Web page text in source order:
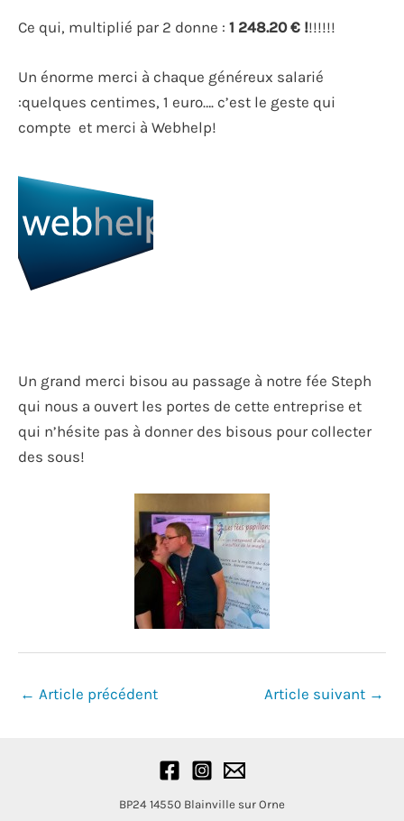
Ce qui, multiplié par 2 donne : 1 248.20 € !!!!!!!
Un énorme merci à chaque généreux salarié
:quelques centimes, 1 euro…. c’est le geste qui
compte et merci à Webhelp!
Un grand merci bisou au passage à notre fée Steph
qui nous a ouvert les portes de cette entreprise et
qui n’hésite pas à donner des bisous pour collecter
des sous!
Navigation
← Article précédent Article suivant →
BP24 14550 Blainville sur Orne